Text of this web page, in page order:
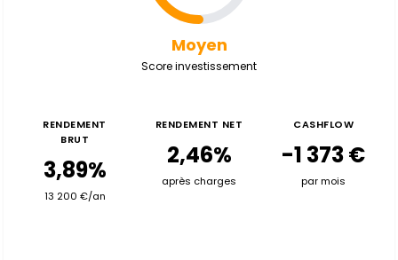
Moyen
Score investissement
RENDEMENT
BRUT
3,89%
13 200 €/an
RENDEMENT NET
2,46%
après charges
CASHFLOW
-1 373 €
par mois